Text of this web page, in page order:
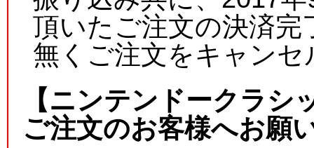
頂いたご注文の決済完
無くご注文をキャン
【ニンテンドークラ
ご注文のお客様へお願